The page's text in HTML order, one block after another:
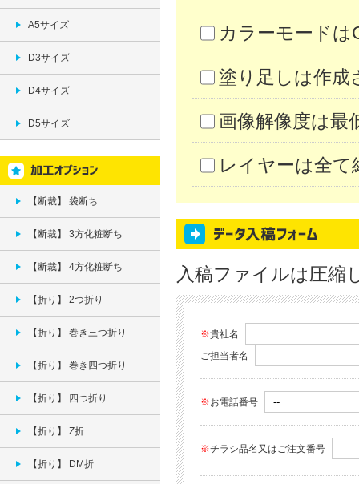
A5サイズ
D3サイズ
D4サイズ
D5サイズ
【断裁】 袋断ち
【断裁】 3方化粧断ち
【断裁】 4方化粧断ち
【折り】 2つ折り
【折り】 巻き三つ折り
【折り】 巻き四つ折り
【折り】 四つ折り
【折り】 Z折
【折り】 DM折
カラーモード
塗り足しは作成
画像解像度は最
レイヤーは全
入稿ファイルは圧縮
※貴社名
ご担当者名
※お電話番号
※チラシ品名又はご注文番号